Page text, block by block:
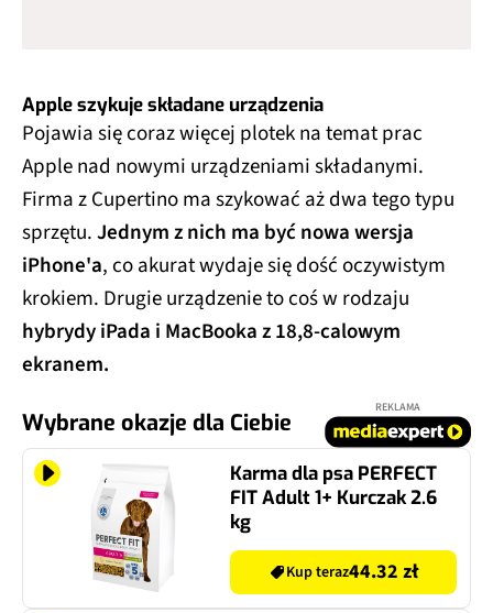
Apple szykuje składane urządzenia
Pojawia się coraz więcej plotek na temat prac
Apple nad nowymi urządzeniami składanymi.
Firma z Cupertino ma szykować aż dwa tego typu
sprzętu.Jednym z nich ma być nowa wersja
iPhone'a, co akurat wydaje się dość oczywistym
krokiem. Drugie urządzenie to coś w rodzaju
hybrydy iPada i MacBooka z 18,8-calowym
ekranem.
Wybrane okazje dla Ciebie
REKLAMA
Karma dla psa PERFECT
FIT Adult 1+ Kurczak 2.6
kg
Kup teraz44.32 zł